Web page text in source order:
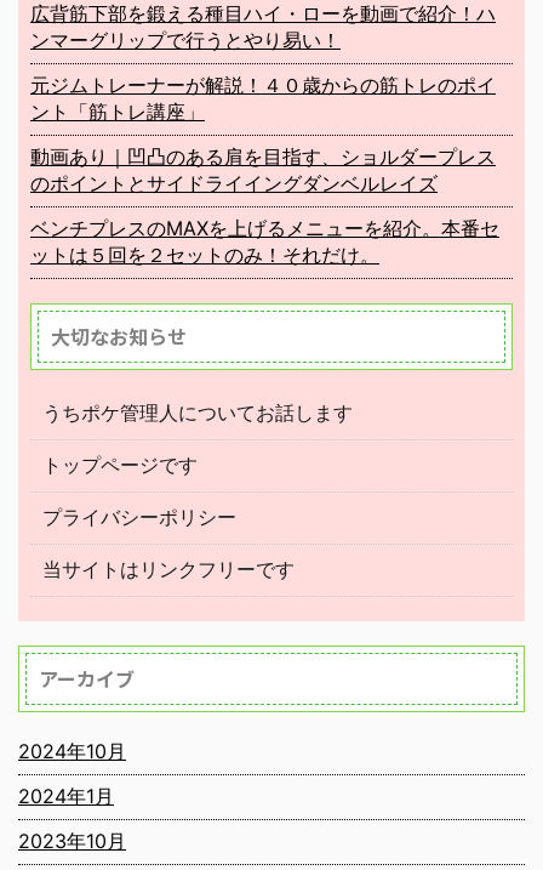
広背筋下部を鍛える種目ハイ・ローを動画で紹介！ハ
ンマーグリップで行うとやり易い！
元ジムトレーナーが解説！４０歳からの筋トレのポイ
ント「筋トレ講座」
動画あり｜凹凸のある肩を目指す、ショルダープレス
のポイントとサイドライイングダンベルレイズ
ベンチプレスのMAXを上げるメニューを紹介。本番セ
ットは５回を２セットのみ！それだけ。
大切なお知らせ
うちポケ管理人についてお話します
トップページです
プライバシーポリシー
当サイトはリンクフリーです
アーカイブ
2024年10月
2024年1月
2023年10月